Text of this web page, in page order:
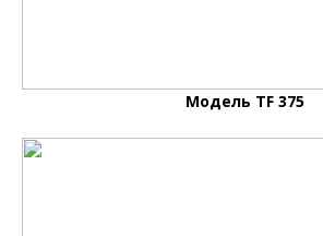
Модель TF 375